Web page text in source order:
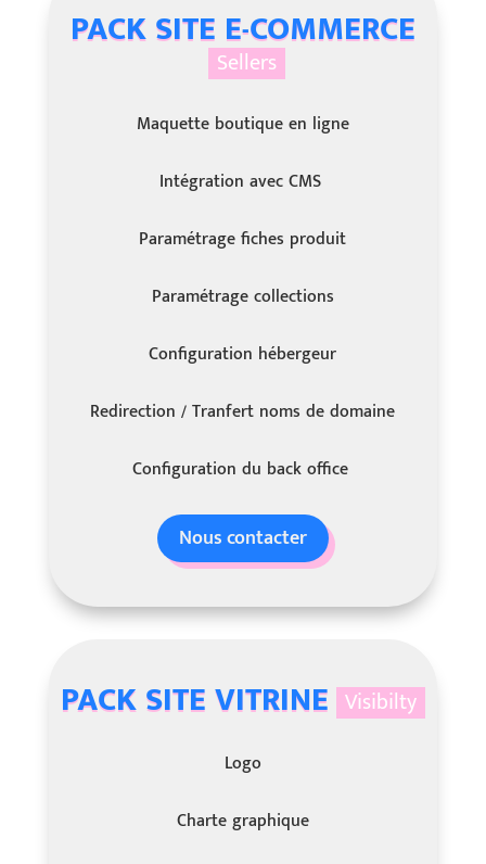
PACK SITE E-COMMERCE
Sellers
Maquette boutique en ligne
Intégration avec CMS
Paramétrage fiches produit
Paramétrage collections
Configuration hébergeur
Redirection / Tranfert noms de domaine
Configuration du back office
Nous contacter
PACK SITE VITRINE Visibilty
Logo
Charte graphique